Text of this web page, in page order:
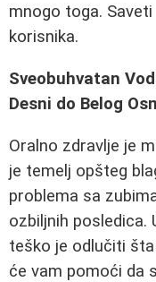
mnogo toga.
korisnika.
Sveobuhvatan
Desni do Belog
Oralno zdravlje je
je temelj opšteg
problema sa
ozbiljnih posledica.
teško je odlučiti
će vam pomoći da